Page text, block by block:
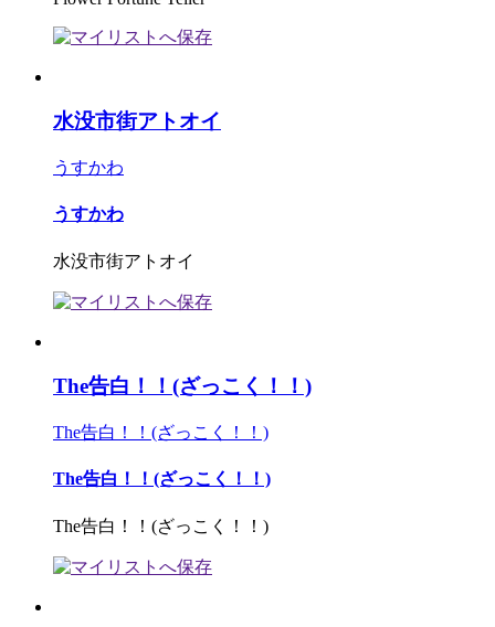
水没市街アトオイ
うすかわ
うすかわ
水没市街アトオイ
The告白！！(ざっこく！！)
The告白！！(ざっこく！！)
The告白！！(ざっこく！！)
The告白！！(ざっこく！！)